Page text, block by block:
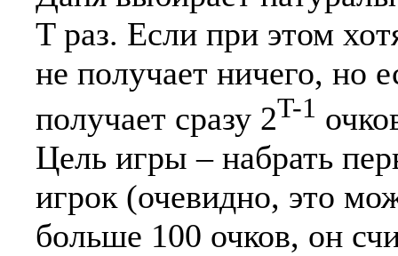
T раз. Если при этом
не получает ничего, но
получает сразу 2T-1
Цель игры – набрать
игрок (очевидно, это
больше 100 очков, он